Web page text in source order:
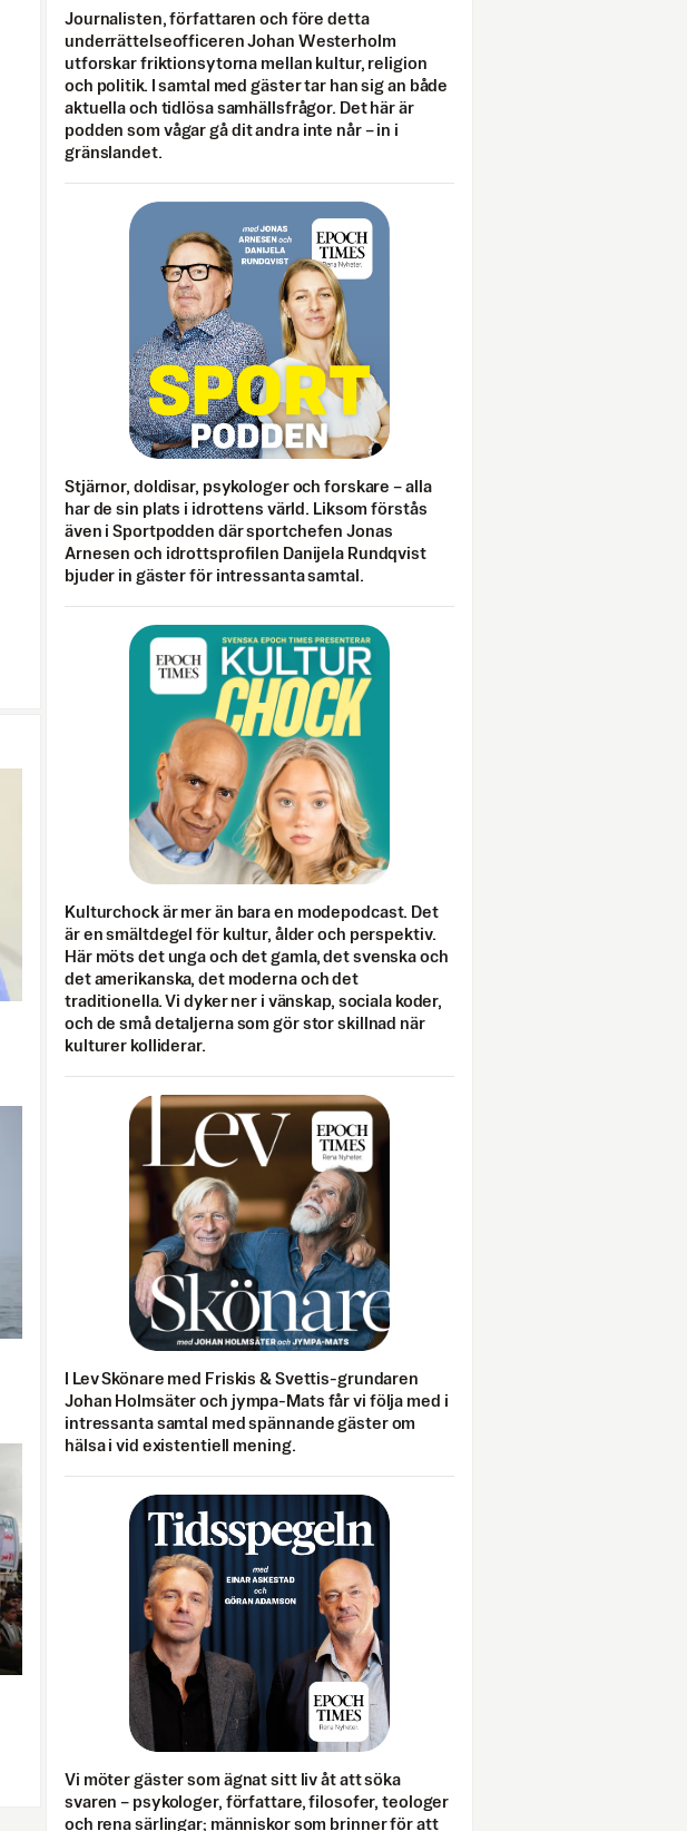
Journalisten, författaren och före detta
underrättelseofficeren Johan Westerholm
utforskar friktionsytorna mellan kultur, religion
och politik. I samtal med gäster tar han sig an både
aktuella och tidlösa samhällsfrågor. Det här är
podden som vågar gå dit andra inte når – in i
gränslandet.
Stjärnor, doldisar, psykologer och forskare – alla
har de sin plats i idrottens värld. Liksom förstås
även i Sportpodden där sportchefen Jonas
Arnesen och idrottsprofilen Danijela Rundqvist
bjuder in gäster för intressanta samtal.
Kulturchock är mer än bara en modepodcast. Det
är en smältdegel för kultur, ålder och perspektiv.
Här möts det unga och det gamla, det svenska och
det amerikanska, det moderna och det
traditionella. Vi dyker ner i vänskap, sociala koder,
och de små detaljerna som gör stor skillnad när
kulturer kolliderar.
I Lev Skönare med Friskis & Svettis-grundaren
Johan Holmsäter och jympa-Mats får vi följa med i
intressanta samtal med spännande gäster om
hälsa i vid existentiell mening.
Vi möter gäster som ägnat sitt liv åt att söka
svaren – psykologer, författare, filosofer, teologer
och rena särlingar; människor som brinner för att